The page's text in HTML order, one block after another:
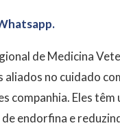
de Medicina
no cuidado
companhia. Eles
endorfina e